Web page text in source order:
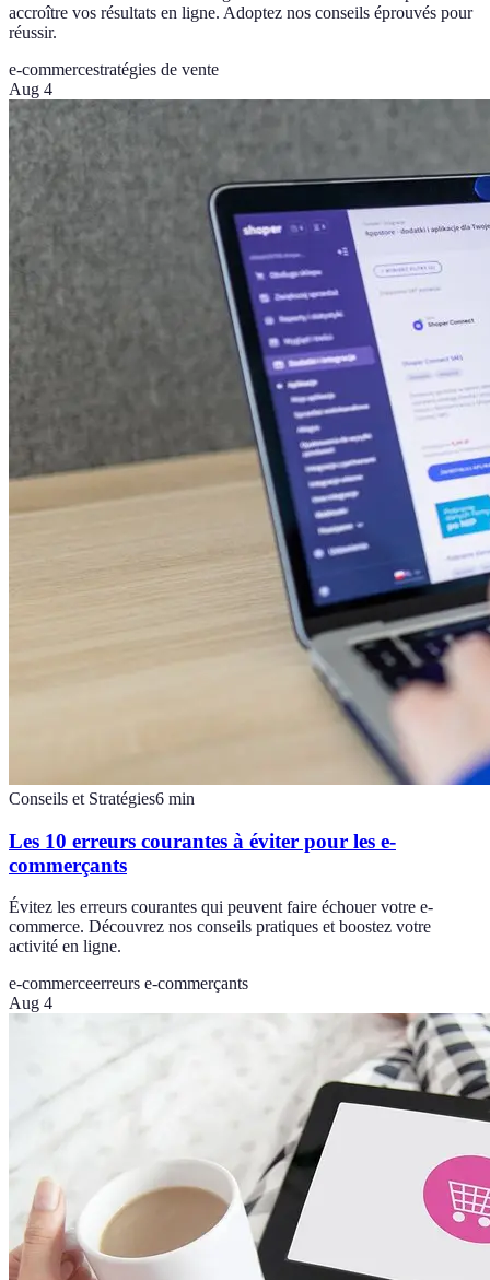
accroître vos résultats en ligne. Adoptez nos conseils éprouvés pour
réussir.
e-commercestratégies de vente
Aug 4
Conseils et Stratégies6 min
Les 10 erreurs courantes à éviter pour les e-
commerçants
Évitez les erreurs courantes qui peuvent faire échouer votre e-
commerce. Découvrez nos conseils pratiques et boostez votre
activité en ligne.
e-commerceerreurs e-commerçants
Aug 4